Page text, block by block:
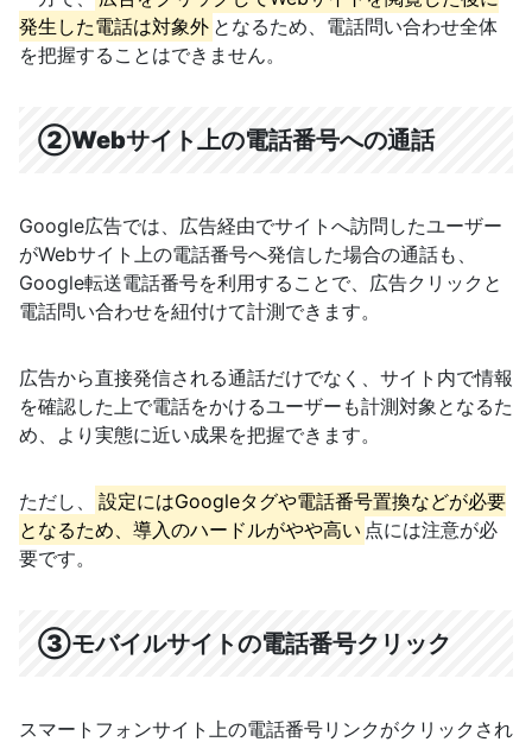
発生した電話は対象外 となるため、電話問い合わせ全体
を把握することはできません。
②Webサイト上の電話番号への通話
Google広告では、広告経由でサイトへ訪問したユーザー
がWebサイト上の電話番号へ発信した場合の通話も、
Google転送電話番号を利用することで、広告クリックと
電話問い合わせを紐付けて計測できます。
広告から直接発信される通話だけでなく、サイト内で情報
を確認した上で電話をかけるユーザーも計測対象となるた
め、より実態に近い成果を把握できます。
ただし、
設定にはGoogleタグや電話番号置換などが必要
となるため、導入のハードルがやや高い 点には注意が必
要です。
③モバイルサイトの電話番号クリック
スマートフォンサイト上の電話番号リンクがクリックされ